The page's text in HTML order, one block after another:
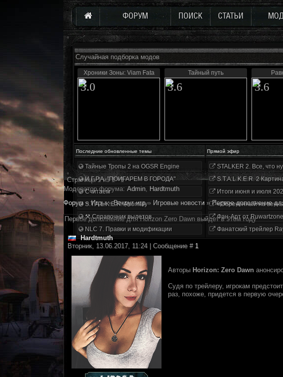
ФОРУМ ПОИСК СТАТЬИ
Случайная подборка модов
Хроники Зоны: Viam Fata
3.0
Тайный путь
3.6 3.6
Последние обновленные темы Прямой эфир
Тайные Тропы 2 на OGSR Engine
И.Г.Р.А. "ПОИГАРЕМ В ГОРОДА"
Считаем
S.T.A.L.K.E.R. Anomaly
⚒ Справочник вылетов
NLC 7. Правки и модификации
STALKER 2. Все, что
S.T.A.L.K.E.R. 2
Итоги июня и июля
«Обречённый на
Фан-Арт от Ruwartzone
Фанатский трейлер
Страница1из1
1
Модератор форума: Аdmin, Hardtmuth
Форум » Игры » Вокруг игр » Игровые новости » Первое дополнение
Первое дополнение для Horizon Zero Dawn выйдет в этом году
Hardtmuth
Вторник, 13.06.2017, 11:24 | Сообщение # 1
Авторы Horizon: Zero Dawn
Судя по трейлеру, игрокам
раз, похоже, придется в первую